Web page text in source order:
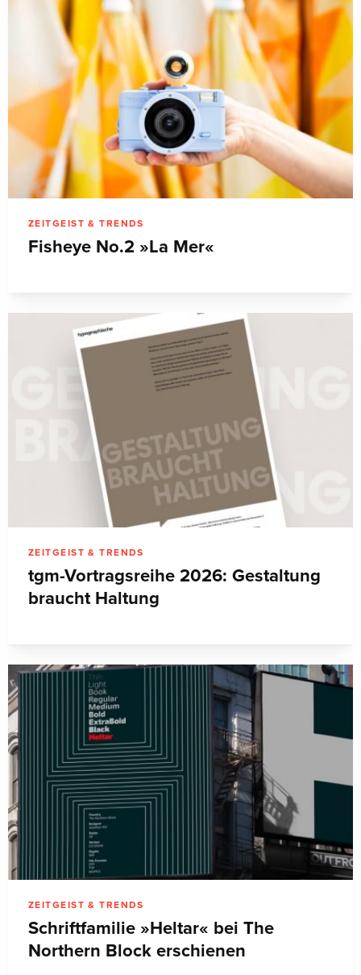
ZEITGEIST & TRENDS
Fisheye No.2 »La Mer«
ZEITGEIST & TRENDS
tgm-Vortragsreihe 2026: Gestaltung
braucht Haltung
ZEITGEIST & TRENDS
Schriftfamilie »Heltar« bei The
Northern Block erschienen